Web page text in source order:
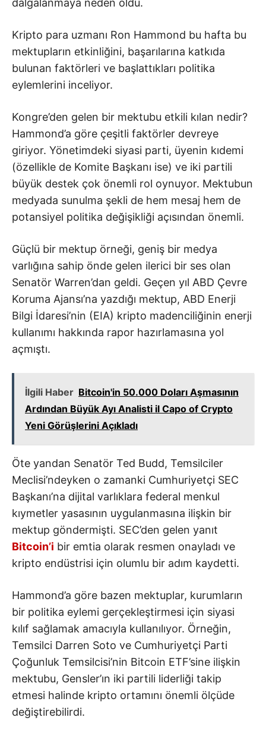
dalgalanmaya neden oldu.
Kripto para uzmanı Ron Hammond bu hafta bu
mektupların etkinliğini, başarılarına katkıda
bulunan faktörleri ve başlattıkları politika
eylemlerini inceliyor.
Kongre’den gelen bir mektubu etkili kılan nedir?
Hammond’a göre çeşitli faktörler devreye
giriyor. Yönetimdeki siyasi parti, üyenin kıdemi
(özellikle de Komite Başkanı ise) ve iki partili
büyük destek çok önemli rol oynuyor. Mektubun
medyada sunulma şekli de hem mesaj hem de
potansiyel politika değişikliği açısından önemli.
Güçlü bir mektup örneği, geniş bir medya
varlığına sahip önde gelen ilerici bir ses olan
Senatör Warren’dan geldi. Geçen yıl ABD Çevre
Koruma Ajansı’na yazdığı mektup, ABD Enerji
Bilgi İdaresi’nin (EIA) kripto madenciliğinin enerji
kullanımı hakkında rapor hazırlamasına yol
açmıştı.
İlgili Haber Bitcoin'in 50.000 Doları Aşmasının
Ardından Büyük Ayı Analisti il Capo of Crypto
Yeni Görüşlerini Açıkladı
Öte yandan Senatör Ted Budd, Temsilciler
Meclisi’ndeyken o zamanki Cumhuriyetçi SEC
Başkanı’na dijital varlıklara federal menkul
kıymetler yasasının uygulanmasına ilişkin bir
mektup göndermişti. SEC’den gelen yanıt
Bitcoin’i bir emtia olarak resmen onayladı ve
kripto endüstrisi için olumlu bir adım kaydetti.
Hammond’a göre bazen mektuplar, kurumların
bir politika eylemi gerçekleştirmesi için siyasi
kılıf sağlamak amacıyla kullanılıyor. Örneğin,
Temsilci Darren Soto ve Cumhuriyetçi Parti
Çoğunluk Temsilcisi’nin Bitcoin ETF’sine ilişkin
mektubu, Gensler’ın iki partili liderliği takip
etmesi halinde kripto ortamını önemli ölçüde
değiştirebilirdi.